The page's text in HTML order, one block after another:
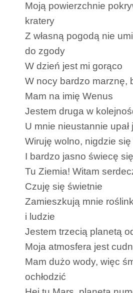
Moją powierzchnie
kratery
Z własną pogodą nie
do zgody
W dzień jest mi gorąco
W nocy bardzo marznę,
Mam na imię Wenus
Jestem druga w
U mnie nieustannie
Wiruję wolno, nigdzie
I bardzo jasno świecę
Tu Ziemia! Witam
Czuję się świetnie
Zamieszkują mnie
i ludzie
Jestem trzecią planetą
Moja atmosfera jest
Mam dużo wody, więc
ochłodzić